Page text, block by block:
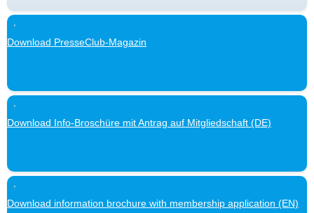
Download PresseClub-Magazin
Download Info-Broschüre mit Antrag auf Mitgliedschaft (DE)
Download information brochure with membership application (EN)